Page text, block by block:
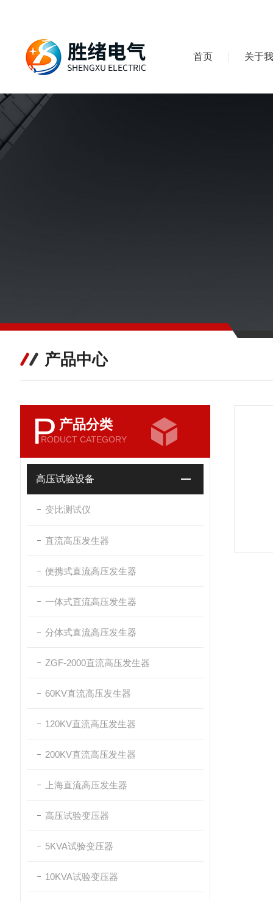
首页 关于
产品中心
P 产品分类
RODUCT CATEGORY
高压试验设备
变比测试仪
直流高压发生器
便携式直流高压发生器
一体式直流高压发生器
分体式直流高压发生器
ZGF-2000直流高压发生器
60KV直流高压发生器
120KV直流高压发生器
200KV直流高压发生器
上海直流高压发生器
高压试验变压器
5KVA试验变压器
10KVA试验变压器